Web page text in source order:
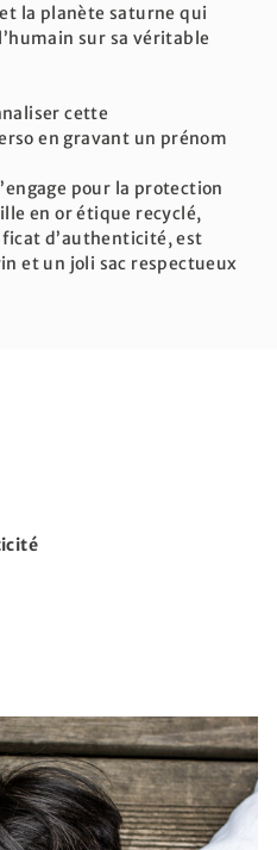
la planète saturne qui
sur sa véritable
cette
en gravant un prénom
pour la protection
en or étique recyclé,
d’authenticité, est
et un joli sac respectueux